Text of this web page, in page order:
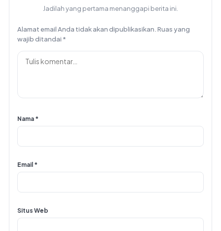
Jadilah yang pertama menanggapi berita ini.
Alamat email Anda tidak akan dipublikasikan. Ruas yang
wajib ditandai *
Nama *
Email *
Situs Web